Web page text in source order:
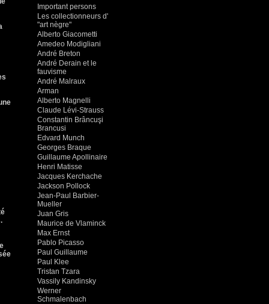
Important persons
Les collectionneurs d'
"art nègre"
Alberto Giacometti
Amedeo Modigliani
André Breton
André Derain et le
fauvisme
André Malraux
Arman
Alberto Magnelli
Claude Lévi-Strauss
Constantin Brâncuşi
Brancusi
Edvard Munch
Georges Braque
Guillaume Apollinaire
Henri Matisse
Jacques Kerchache
Jackson Pollock
Jean-Paul Barbier-
Mueller
Juan Gris
Maurice de Vlaminck
Max Ernst
Pablo Picasso
Paul Guillaume
Paul Klee
Tristan Tzara
Vassily Kandinsky
Werner
Schmalenbach